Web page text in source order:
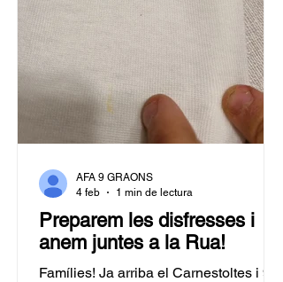
Preparem les disfresses i
anem juntes a la Rua!
Famílies! Ja arriba el Carnestoltes i 9
AFA 9 GRAONS
4 feb
1 min de lectura